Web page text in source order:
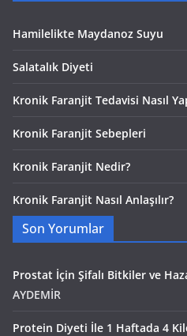
Hamilelikte Maydanoz Suyu
Salatalık Diyeti
Kronik Faranjit Tedavisi Nasıl
Kronik Faranjit Sebepleri
Kronik Faranjit Nedir?
Kronik Faranjit Nasıl Anlaşılır?
Son Yorumlar
Prostat İçin Şifalı Bitkiler ve
AYDEMİR
Protein Diyeti İle 1 Haftada 4